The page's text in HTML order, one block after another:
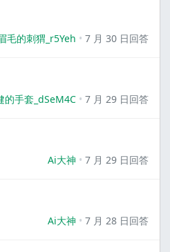
毛的刺猬_r5Yeh 7 月 30 日回答
的手套_dSeM4C 7 月 29 日回答
Ai大神 7 月 29 日回答
Ai大神 7 月 28 日回答